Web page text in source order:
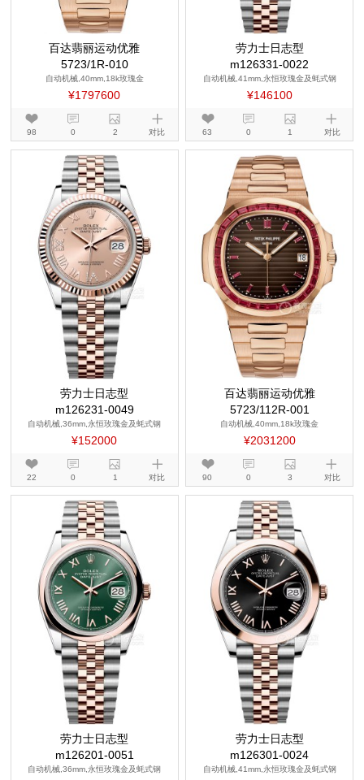
百达翡丽运动优雅
5723/1R-010
自动机械,40mm,18k玫瑰金
¥1797600
98 0 2 对比
劳力士日志型
m126331-0022
自动机械,41mm,永恒玫瑰金及蚝式钢
¥146100
63 0 1 对比
劳力士日志型
m126231-0049
自动机械,36mm,永恒玫瑰金及蚝式钢
¥152000
22 0 1 对比
百达翡丽运动优雅
5723/112R-001
自动机械,40mm,18k玫瑰金
¥2031200
90 0 3 对比
劳力士日志型
m126201-0051
自动机械,36mm,永恒玫瑰金及蚝式钢
劳力士日志型
m126301-0024
自动机械,41mm,永恒玫瑰金及蚝式钢